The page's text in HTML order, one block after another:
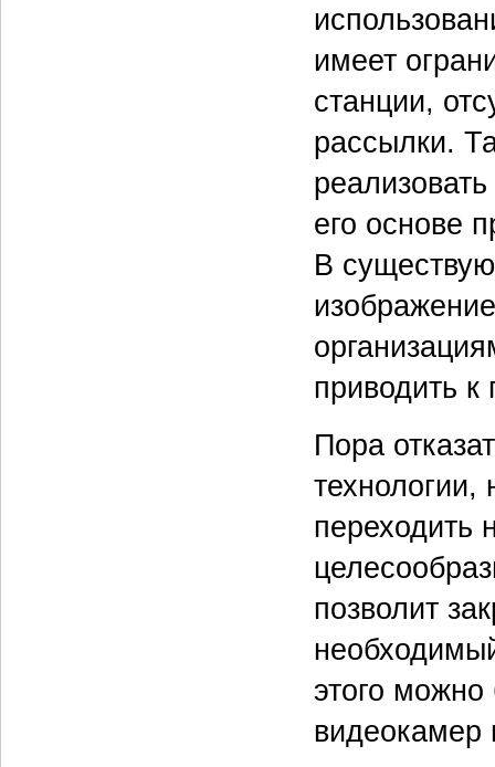
имеет
станции,
рассылки.
его основе
В
приводить к
Пора
технологии,
переходить
позволит
этого можно
видеокамер